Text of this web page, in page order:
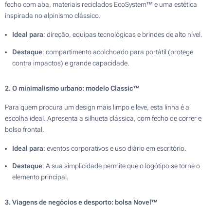
fecho com aba, materiais reciclados EcoSystem™ e uma estética
inspirada no alpinismo clássico.
Ideal para: direção, equipas tecnológicas e brindes de alto nível.
Destaque: compartimento acolchoado para portátil (protege
contra impactos) e grande capacidade.
2. O minimalismo urbano: modelo Classic™
Para quem procura um design mais limpo e leve, esta linha é a
escolha ideal. Apresenta a silhueta clássica, com fecho de correr e
bolso frontal.
Ideal para: eventos corporativos e uso diário em escritório.
Destaque: A sua simplicidade permite que o logótipo se torne o
elemento principal.
3. Viagens de negócios e desporto: bolsa Novel™